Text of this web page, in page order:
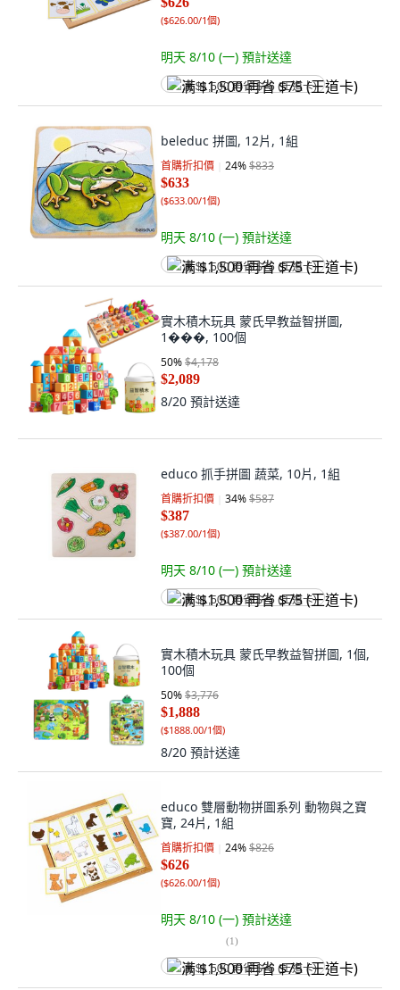
($626.00/1個)
明天 8/10 (一) 預計送達
满 $1,500 再省 $75 (王道卡)
beleduc 拼圖, 12片, 1組
首購折扣價 24%$833
$633
($633.00/1個)
明天 8/10 (一) 預計送達
满 $1,500 再省 $75 (王道卡)
實木積木玩具 蒙氏早教益智拼圖,
1���, 100個
50%$4,178
$2,089
8/20 預計送達
educo 抓手拼圖 蔬菜, 10片, 1組
首購折扣價 34%$587
$387
($387.00/1個)
明天 8/10 (一) 預計送達
满 $1,500 再省 $75 (王道卡)
實木積木玩具 蒙氏早教益智拼圖, 1個,
100個
50%$3,776
$1,888
($1888.00/1個)
8/20 預計送達
educo 雙層動物拼圖系列 動物與之寶
寶, 24片, 1組
首購折扣價 24%$826
$626
($626.00/1個)
明天 8/10 (一) 預計送達
(1)
满 $1,500 再省 $75 (王道卡)